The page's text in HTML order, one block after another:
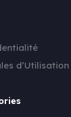
d’Utilisation